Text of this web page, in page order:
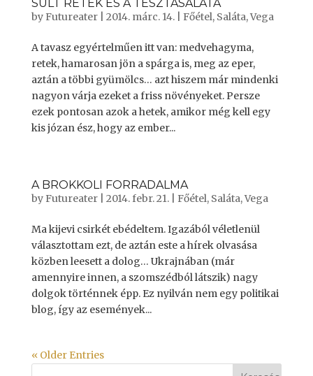
SÜLT RETEK ÉS A TÉSZTASALÁTA
by Futureater| 2014. márc. 14.| Főétel, Saláta,Vega
A tavasz egyértelműen itt van: medvehagyma,
retek, hamarosan jön a spárga is, meg az eper,
aztán a többi gyümölcs… azt hiszem már mindenki
nagyon várja ezeket a friss növényeket. Persze
ezek pontosan azok a hetek, amikor még kell egy
kis józan ész, hogy az ember...
A BROKKOLI FORRADALMA
by Futureater| 2014. febr. 21.| Főétel, Saláta,Vega
Ma kijevi csirkét ebédeltem. Igazából véletlenül
választottam ezt, de aztán este a hírek olvasása
közben leesett a dolog… Ukrajnában (már
amennyire innen, a szomszédból látszik) nagy
dolgok történnek épp. Ez nyilván nem egy politikai
blog, így az események...
« Older Entries